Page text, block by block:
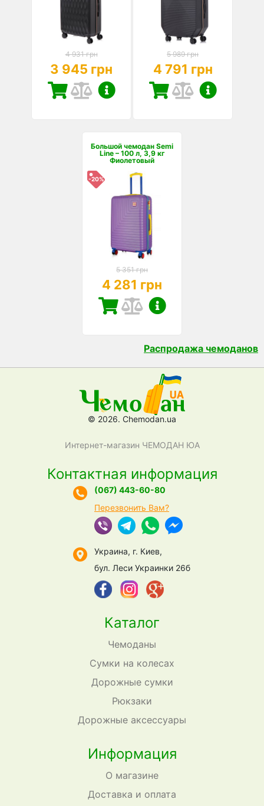
4 931 грн
3 945 грн
5 989 грн
4 791 грн
Большой чемодан Semi
Line – 100 л, 3,9 кг
Фиолетовый
-20%
5 351 грн
4 281 грн
Распродажа чемоданов
© 2026. Chemodan.ua
Интернет-магазин ЧЕМОДАН ЮА
Каталог
Чемоданы
Сумки на колесах
Дорожные сумки
Рюкзаки
Дорожные аксессуары
Информация
О магазине
Доставка и оплата
Контактная информация
(067) 443-60-80
Перезвонить Вам?
Украина, г. Киев,
бул. Леси Украинки 26б